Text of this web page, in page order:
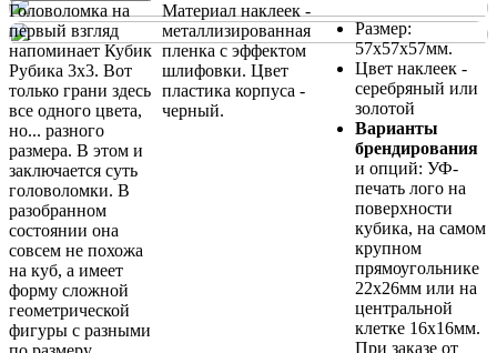
Головоломка на
первый взгляд
напоминает Кубик
Рубика 3х3. Вот
только грани здесь
все одного цвета,
но... разного
размера. В этом и
заключается суть
головоломки. В
разобранном
состоянии она
совсем не похожа
на куб, а имеет
форму сложной
геометрической
фигуры с разными
Материал наклеек -
металлизированная
пленка с эффектом
шлифовки. Цвет
пластика корпуса -
черный.
Размер:
57х57х57мм.
Цвет наклеек -
серебряный или
золотой
Варианты
брендирования
и опций: УФ-
печать лого на
поверхности
кубика, на самом
крупном
прямоугольнике
22х26мм или на
центральной
клетке 16х16мм.
При заказе от